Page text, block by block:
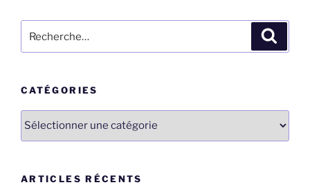
pour
CATÉGORIES
Catégories
ARTICLES RÉCENTS